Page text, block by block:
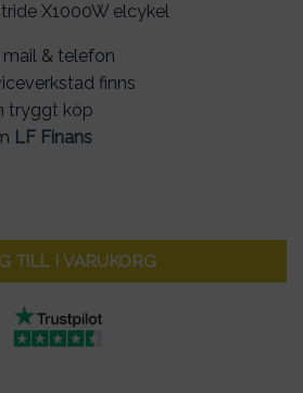
X1000W elcykel
& telefon
finns
tryggt köp
LF Finans
X1000W elcykel mängd
TILL I VARUKORG